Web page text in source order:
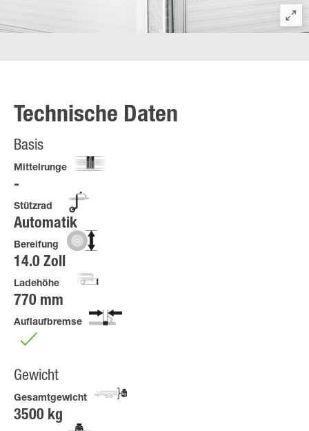
Technische Daten
Basis
Mittelrunge
Stützrad
Automatik
Bereifung
14.0 Zoll
Ladehöhe
770 mm
Auflaufbremse
Gewicht
Gesamtgewicht
3500 kg